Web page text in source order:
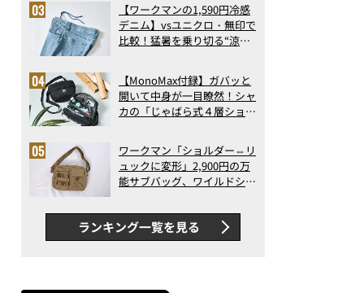
3位 「この内容で1000円台は衝撃プライス」スギ薬局のすごい
容ジャーナリストが徹底解説
アの実力
【ワークマンの1,590円冷感
デニム】vsユニクロ・無印で
比較！猛暑を乗り切る“涼感
で決定版
【MonoMax付録】ガバッと
開いて中身が一目瞭然！シャ
カの「じゃばら式４層ショル
った！
ワークマン「ショルダー⇔リ
ュックに変形」2,900円の万
能サブバッグ、ワイルドシン
録…ほか【休日バッグの人気
記事ランキングベスト3】
（2026年6月版）
ランキング一覧を見る